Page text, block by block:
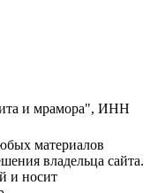
и мрамора", ИНН
материалов
владельца сайта.
и носит